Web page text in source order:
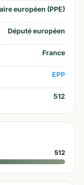
européen (PPE)
Député européen
France
EPP
512
512